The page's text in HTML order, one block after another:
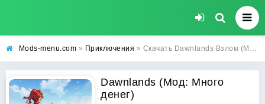
Mods-menu.com » Приключения » Скачать Dawnlands Взлом (Много денег) на Андроид бесплатно
Dawnlands (Мод: Много
денег)